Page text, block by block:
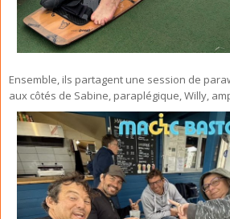
Ensemble, ils partagent une session de
aux côtés de Sabine, paraplégique, Willy,